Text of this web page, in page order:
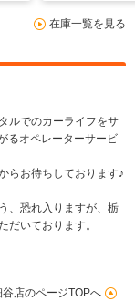
突被害軽減
車線逸脱警報
ドエアバック
在庫一覧を見る
ルでのカーライフをサ
るオペレーターサービ
らお待ちしております♪
、恐れ入りますが、栃
だいております。
店のページTOPへ